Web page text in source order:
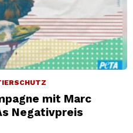
mit Marc
Negativpreis